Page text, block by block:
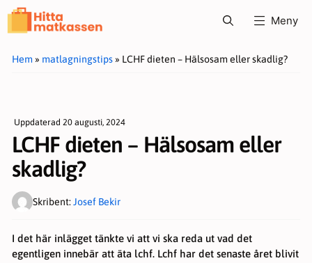
Hoppa
Meny
Hem » matlagningstips» LCHF dieten – Hälsosam eller skadlig?
Uppdaterad 20 augusti, 2024
LCHF dieten – Hälsosam eller
skadlig?
Skribent: Josef Bekir
I det här inlägget tänkte vi att vi ska reda ut vad det
egentligen innebär att äta lchf. Lchf har det senaste året blivit